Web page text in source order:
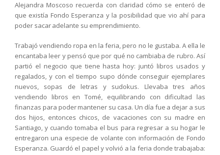
Alejandra Moscoso recuerda con claridad cómo se enteró de
que existía Fondo Esperanza y la posibilidad que vio ahí para
poder sacar adelante su emprendimiento.
Trabajó vendiendo ropa en la feria, pero no le gustaba. A ella le
encantaba leer y pensó que por qué no cambiaba de rubro. Así
partió el negocio que tiene hasta hoy: juntó libros usados y
regalados, y con el tiempo supo dónde conseguir ejemplares
nuevos, sopas de letras y sudokus. Llevaba tres años
vendiendo libros en Tomé, equilibrando con dificultad las
finanzas para poder mantener su casa. Un día fue a dejar a sus
dos hijos, entonces chicos, de vacaciones con su madre en
Santiago, y cuando tomaba el bus para regresar a su hogar le
entregaron una especie de volante con información de Fondo
Esperanza. Guardó el papel y volvió a la feria donde trabajaba: